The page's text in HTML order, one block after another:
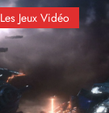
Jeux Vidéo